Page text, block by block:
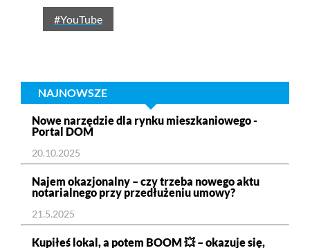
#YouTube
NAJNOWSZE
Nowe narzędzie dla rynku mieszkaniowego -
Portal DOM
20.10.2025
Najem okazjonalny – czy trzeba nowego aktu
notarialnego przy przedłużeniu umowy?
21.5.2025
Kupiłeś lokal, a potem BOOM 💥 – okazuje się,